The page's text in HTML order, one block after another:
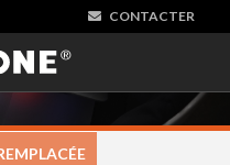
CONTACTER